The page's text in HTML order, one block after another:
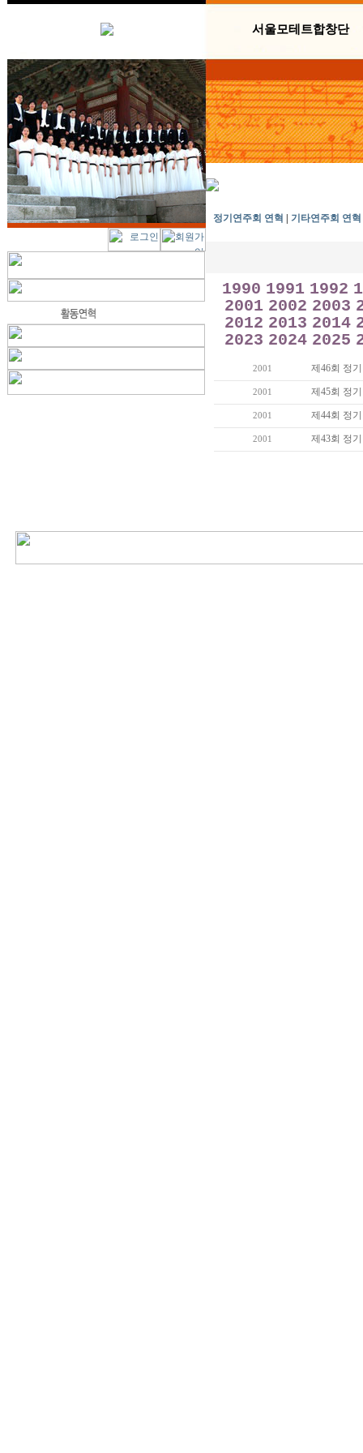
서울모테트합창단
정기연주회 연혁 기타연주회 연혁
1990 1991 1992
2001 2002 2003
2012 2013 2014
2023 2024 2025
2001 제46회 정
2001 제45회 정
2001 제44회 정
2001 제43회 정